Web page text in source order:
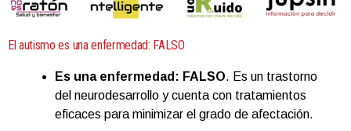
El autismo es una enfermedad: FALSO
Es una enfermedad: FALSO. Es un trastorno
del neurodesarrollo y cuenta con tratamientos
eficaces para minimizar el grado de afectación.